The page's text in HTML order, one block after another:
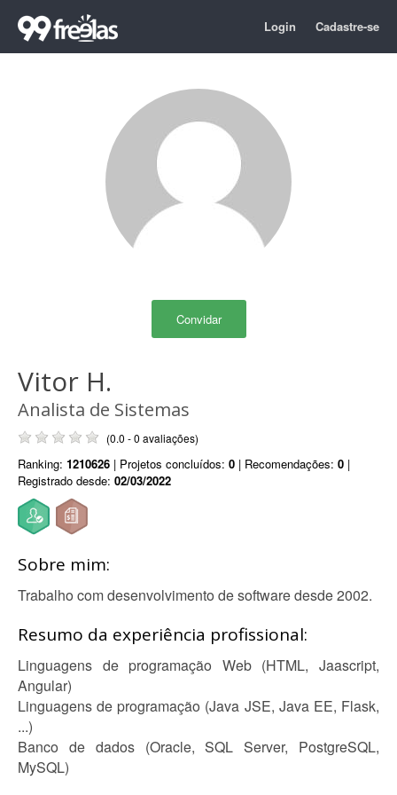
Login Cadastre-se
Convidar
Vitor H.
Analista de Sistemas
(0.0 - 0 avaliações)
Ranking: 1210626 | Projetos concluídos: 0 | Recomendações: 0 |
Registrado desde: 02/03/2022
Sobre mim:
Trabalho com desenvolvimento de software desde 2002.
Resumo da experiência profissional:
Linguagens de programação Web (HTML, Jaascript,
Angular)
Linguagens de programação (Java JSE, Java EE, Flask,
...)
Banco de dados (Oracle, SQL Server, PostgreSQL,
MySQL)